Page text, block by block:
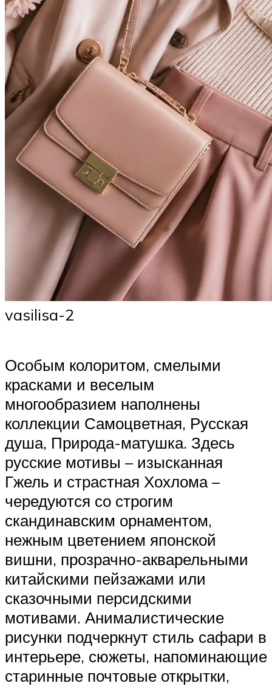
vasilisa-2
Особым колоритом, смелыми
красками и веселым
многообразием наполнены
коллекции Самоцветная, Русская
душа, Природа-матушка. Здесь
русские мотивы – изысканная
Гжель и страстная Хохлома –
чередуются со строгим
скандинавским орнаментом,
нежным цветением японской
вишни, прозрачно-акварельными
китайскими пейзажами или
сказочными персидскими
мотивами. Анималистические
рисунки подчеркнут стиль сафари в
интерьере, сюжеты, напоминающие
старинные почтовые открытки,